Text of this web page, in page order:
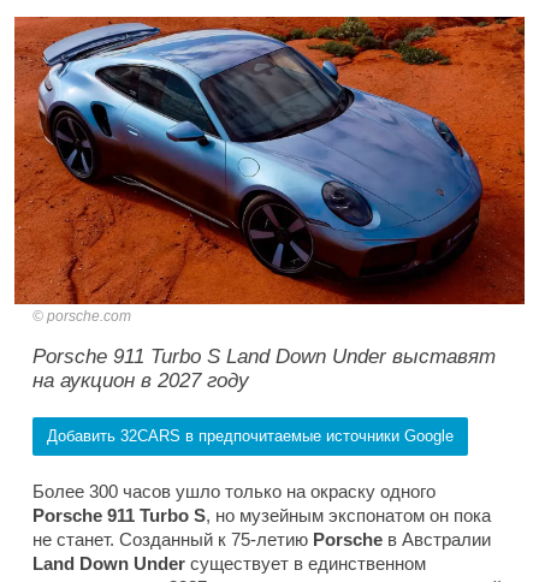
porsche.com
Porsche 911 Turbo S Land Down Under выставят
на аукцион в 2027 году
Добавить 32CARS в предпочитаемые источники Google
Более 300 часов ушло только на окраску одного
Porsche 911 Turbo S, но музейным экспонатом он пока
не станет. Созданный к 75-летию Porsche в Австралии
Land Down Under существует в единственном